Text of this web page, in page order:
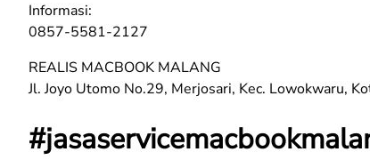
Informasi:
0857-5581-2127
REALIS MACBOOK MALANG
Jl. Joyo Utomo No.29, Merjosari, Kec. Lowokwaru,